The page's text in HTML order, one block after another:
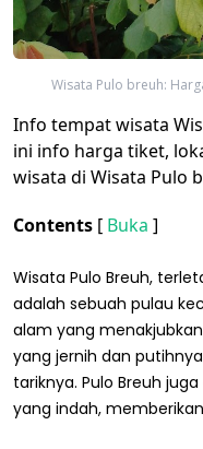
Wisata Pulo breuh:
Info tempat wisata
ini info harga tiket,
wisata di Wisata Pulo
Contents [ Buka ]
Wisata Pulo Breuh,
adalah sebuah pulau
alam yang
yang jernih dan
tariknya. Pulo Breuh
yang indah,